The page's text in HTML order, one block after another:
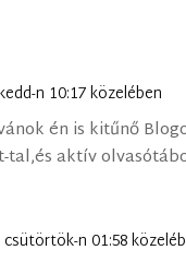
n 10:17 közelében
én is kitűnő
tal,és aktív
n 01:58